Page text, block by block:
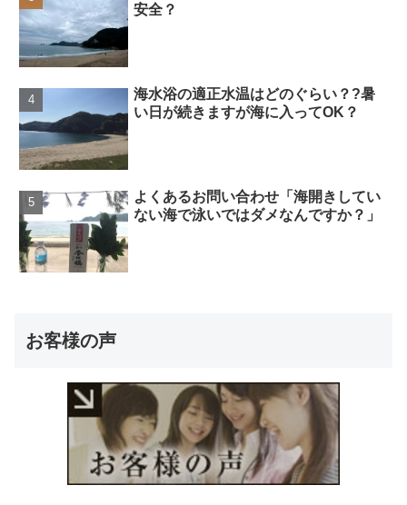
安全？
海水浴の適正水温はどのぐらい？?暑
い日が続きますが海に入ってOK？
よくあるお問い合わせ「海開きしてい
ない海で泳いではダメなんですか？」
お客様の声